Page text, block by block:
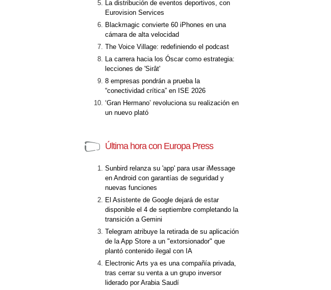
La distribución de eventos deportivos, con
Eurovision Services
Blackmagic convierte 60 iPhones en una
cámara de alta velocidad
The Voice Village: redefiniendo el podcast
La carrera hacia los Óscar como estrategia:
lecciones de 'Sirât'
8 empresas pondrán a prueba la
“conectividad crítica” en ISE 2026
‘Gran Hermano’ revoluciona su realización en
un nuevo plató
Última hora con Europa Press
Sunbird relanza su 'app' para usar iMessage
en Android con garantías de seguridad y
nuevas funciones
El Asistente de Google dejará de estar
disponible el 4 de septiembre completando la
transición a Gemini
Telegram atribuye la retirada de su aplicación
de la App Store a un "extorsionador" que
plantó contenido ilegal con IA
Electronic Arts ya es una compañía privada,
tras cerrar su venta a un grupo inversor
liderado por Arabia Saudí